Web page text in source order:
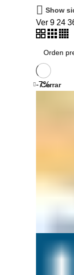
Show
Ver 9 24
-7%
Cerrar